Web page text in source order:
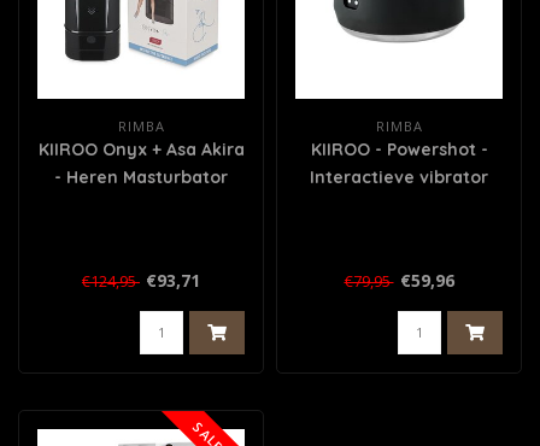
RIMBA
KIIROO Onyx + Asa Akira
- Heren Masturbator
€124,95 €93,71
RIMBA
KIIROO - Powershot -
Interactieve vibrator
€79,95 €59,96